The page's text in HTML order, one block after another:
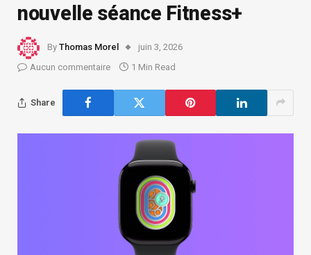
nouvelle séance Fitness+
By Thomas Morel
juin 3, 2026
Aucun commentaire
1 Min Read
Share